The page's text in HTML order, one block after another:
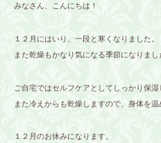
みなさん、こんにちは！
１２月にはいり、一段と寒くなりました。
また乾燥もかなり気になる季節になりまし
ご自宅ではセルフケアとしてしっかり保湿
また冷えからも乾燥しますので、身体を温
１２月のお休みになります。